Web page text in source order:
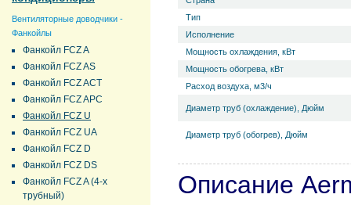
Вентиляторные доводчики -
Фанкойлы
Фанкойл FCZ A
Фанкойл FCZ AS
Фанкойл FCZ ACT
Фанкойл FCZ APC
Фанкойл FCZ U
Фанкойл FCZ UA
Фанкойл FCZ D
Фанкойл FCZ DS
Фанкойл FCZ A (4-х
трубный)
Тип
Исполнение
Мощность охлаждения, кВт
Мощность обогрева, кВт
Расход воздуха, м3/ч
Диаметр труб (охлаждение), Дюйм
Диаметр труб (обогрев), Дюйм
Описание